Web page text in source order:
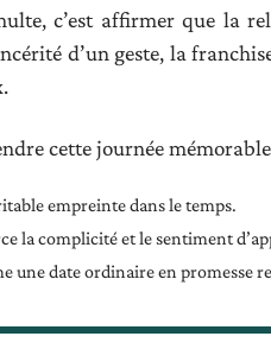
c’est affirmer que la
d’un geste, la
cette journée
empreinte dans le temps.
la complicité et le sentiment
une date ordinaire en promesse